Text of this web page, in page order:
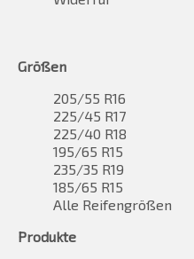
Größen
205/55 R16
225/45 R17
225/40 R18
195/65 R15
235/35 R19
185/65 R15
Alle Reifengrößen
Produkte